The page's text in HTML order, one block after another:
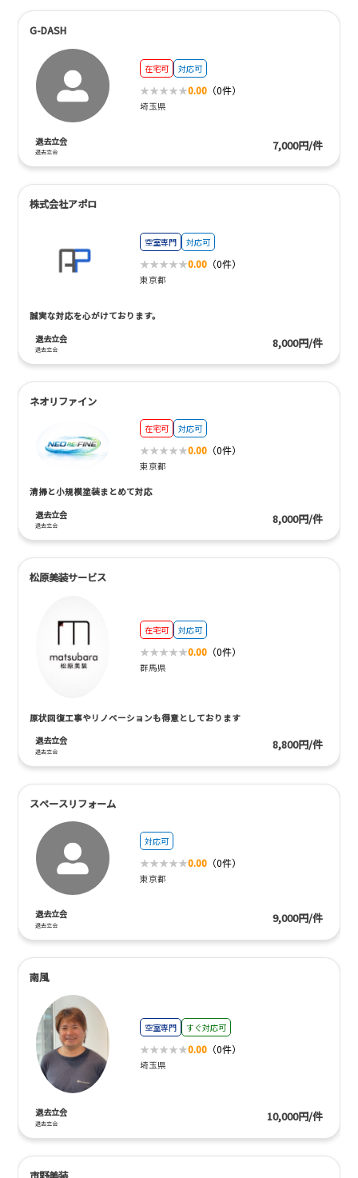
G-DASH
在宅可 対応可
0.00 （0件）
埼玉県
退去立会
退去立会 7,000円/件
株式会社アポロ
空室専門 対応可
0.00 （0件）
東京都
誠実な対応を心がけております。
退去立会
退去立会 8,000円/件
ネオリファイン
在宅可 対応可
0.00 （0件）
東京都
清掃と小規模塗装まとめて対応
退去立会
退去立会 8,000円/件
松原美装サービス
在宅可 対応可
0.00 （0件）
群馬県
原状回復工事やリノベーションも得意としております
退去立会
退去立会 8,800円/件
スペースリフォーム
対応可
0.00 （0件）
東京都
退去立会
退去立会 9,000円/件
南風
空室専門 すぐ対応可
0.00 （0件）
埼玉県
退去立会
退去立会 10,000円/件